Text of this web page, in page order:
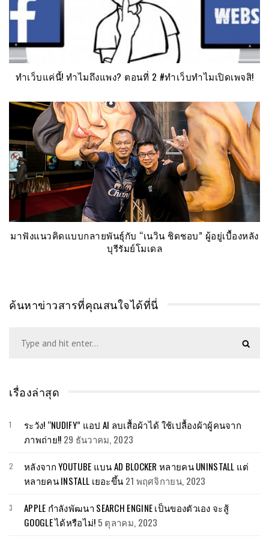
ทำเว็บแค่นี้! ทำไมถึงแพง? ตอนที่ 2 #ทำเว็บทำไมเปิดเพจสิ!
มาฟังแนวคิดแบบกลายพันธุ์กับ “เนวิน ชิดชอบ” ผู้อยู่เบื้องหลัง
บุรีรัมย์โมเดล
ค้นหาข่าวสารที่คุณสนใจได้ที่นี่
เรื่องล่าสุด
ระวัง! “NUDIFY” แอป AI ลบเสื้อผ้าได้ ใช้เปลื้องผ้าผู้คนจาก
ภาพถ่าย!! 29 ธันวาคม, 2023
หลังจาก YOUTUBE แบน AD BLOCKER หลายคน UNINSTALL แต่
หลายคน INSTALL เยอะขึ้น 21 พฤศจิกายน, 2023
APPLE กำลังพัฒนา SEARCH ENGINE เป็นของตัวเอง จะสู้
GOOGLE ได้หรือไม่! 5 ตุลาคม, 2023